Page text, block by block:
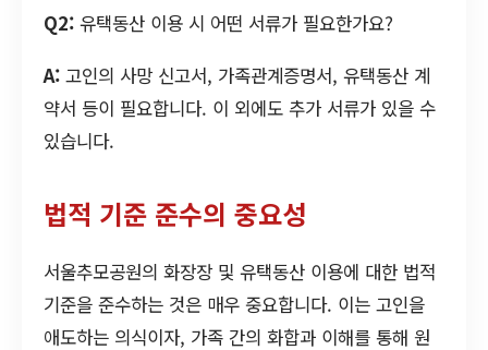
Q2: 유택동산 이용 시 어떤 서류가 필요한가요?
A: 고인의 사망 신고서, 가족관계증명서, 유택동산 계
약서 등이 필요합니다. 이 외에도 추가 서류가 있을 수
있습니다.
법적 기준 준수의 중요성
서울추모공원의 화장장 및 유택동산 이용에 대한 법적
기준을 준수하는 것은 매우 중요합니다. 이는 고인을
애도하는 의식이자, 가족 간의 화합과 이해를 통해 원